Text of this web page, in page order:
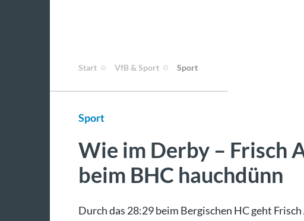
Start VfB & Sport Sport
Sport
Wie im Derby – Frisch
beim BHC hauchdünn
Durch das 28:29 beim Bergischen HC geht